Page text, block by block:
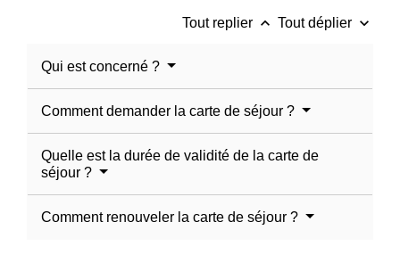
Tout replier keyboard_arrow_up Tout déplier keyboard_arrow_down
Qui est concerné ?
Comment demander la carte de séjour ?
Quelle est la durée de validité de la carte de
séjour ?
Comment renouveler la carte de séjour ?